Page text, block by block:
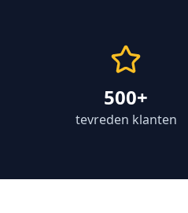
500+
tevreden klanten